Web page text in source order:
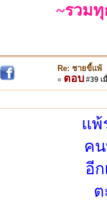
~รวม
Re: ชายขี้แพ้
« ตอบ #39 เ
แพ้
ค
อี